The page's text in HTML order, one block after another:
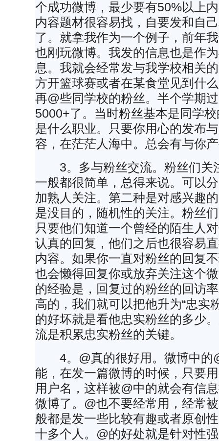
个成功微博，最少要有50%以上
内容题材很容易找，自要发和自
了。就拿我作为一个例子，前年
也刚玩微博。我发的信息也是作
息。我就会经常发与我学校相关
方开篮球赛或者在某食堂见到什
再@些同学校的粉丝。半个学期
5000+了。当时粉丝基本是同学
是什么职业。只要你用心的发布
容，在茫茫人海中。总会有与你
3。多与粉丝交流。粉丝们关
一般都很简单，总得来说。可以
加熟人关注。第二种是对感兴趣
是没目的，随机性的关注。粉丝
只要他们知道一个曾经的陌生人
认真的回复，他们之后也很容易
内容。如果你一直对粉丝的回复
也会懒得回复你或放弃关注这个
的经验是，回复过的粉丝的回访
高的，我们就可以把他升为“忠实
的好坏就是看他忠实粉丝的多少
流是积累忠实粉丝的关键。
4。@真的很好用。微博中的
能，在发一篇微博的时候，只要
用户名，这样被@中的就会有信
微博了。@也不要经常用，经常
般都是发一些比较有趣或者原创
十多个人。@的好处就是针对性